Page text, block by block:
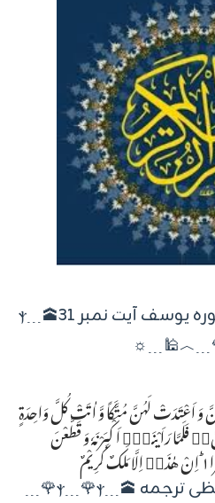
ⲯ🌹﹍︿🕌﹍︿﹍🕋 سورہ یوسف آیت نمبر 31🕋﹍ⲯ
وَ اَعْتَدَتْ لَهُنَّ مُتَّكَاً وَّ اٰتَتْ كُلَّ وَاحِدَةٍ
مِّنْهُنَّ سِكِّیْنًا وَّ قَالَتِ اخْرُجْ عَلَیْهِنَّ١ۚ فَلَمَّا رَاَیْنَهٗۤ اَكْبَرْنَهٗ وَ قَطَّعْنَ
ⲯ🌹﹍︿🕌﹍︿﹍🕋 لفظی ترجمہ 🕋﹍ⲯ﹍🌹ⲯ🌹﹍